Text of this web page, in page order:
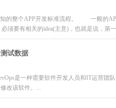
的整个APP开发标准流程。 一般的
要有相关的idea(主意)，也就是说，第一
试数据
是一种需要软件开发人员和IT运营团
改该软件。...